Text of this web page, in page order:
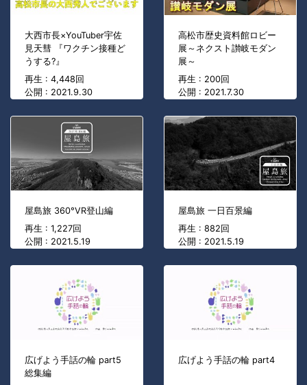
大西市長×YouTuber宇佐
見天彗 『ワクチン接種ど
うする?』
再生 : 4,448回
公開 : 2021.9.30
高松市歴史資料館ロビー
展～ネクスト讃岐モダン
展～
再生 : 200回
公開 : 2021.7.30
屋島旅 360°VR登山編
再生 : 1,227回
公開 : 2021.5.19
屋島旅 一日百景編
再生 : 882回
公開 : 2021.5.19
広げよう手話の輪 part5
総集編
広げよう手話の輪 part4